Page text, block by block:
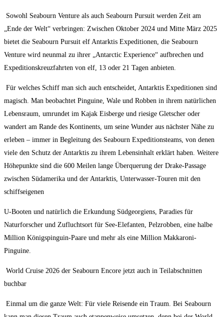
Sowohl Seabourn Venture als auch Seabourn Pursuit werden Zeit am
„Ende der Welt“ verbringen: Zwischen Oktober 2024 und Mitte März 2025
bietet die Seabourn Pursuit elf Antarktis Expeditionen, die Seabourn
Venture wird neunmal zu ihrer „Antarctic Experience“ aufbrechen und
Expeditionskreuzfahrten von elf, 13 oder 21 Tagen anbieten.
Für welches Schiff man sich auch entscheidet, Antarktis Expeditionen sind
magisch. Man beobachtet Pinguine, Wale und Robben in ihrem natürlichen
Lebensraum, umrundet im Kajak Eisberge und riesige Gletscher oder
wandert am Rande des Kontinents, um seine Wunder aus nächster Nähe zu
erleben – immer in Begleitung des Seabourn Expeditionsteams, von denen
viele den Schutz der Antarktis zu ihrem Lebensinhalt erklärt haben. Weitere
Höhepunkte sind die 600 Meilen lange Überquerung der Drake-Passage
zwischen Südamerika und der Antarktis, Unterwasser-Touren mit den
schiffseigenen
U-Booten und natürlich die Erkundung Südgeorgiens, Paradies für
Naturforscher und Zufluchtsort für See-Elefanten, Pelzrobben, eine halbe
Million Königspinguin-Paare und mehr als eine Million Makkaroni-
Pinguine.
World Cruise 2026 der Seabourn Encore jetzt auch in Teilabschnitten
buchbar
Einmal um die ganze Welt: Für viele Reisende ein Traum. Bei Seabourn